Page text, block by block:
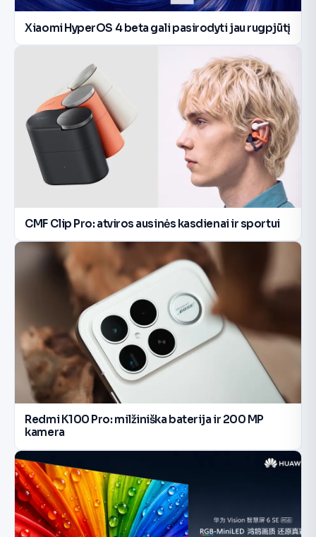
Xiaomi HyperOS 4 beta gali pasirodyti jau rugpjūtį
CMF Clip Pro: atviros ausinės kasdienai ir sportui
Redmi K100 Pro: milžiniška baterija ir 200 MP
kamera